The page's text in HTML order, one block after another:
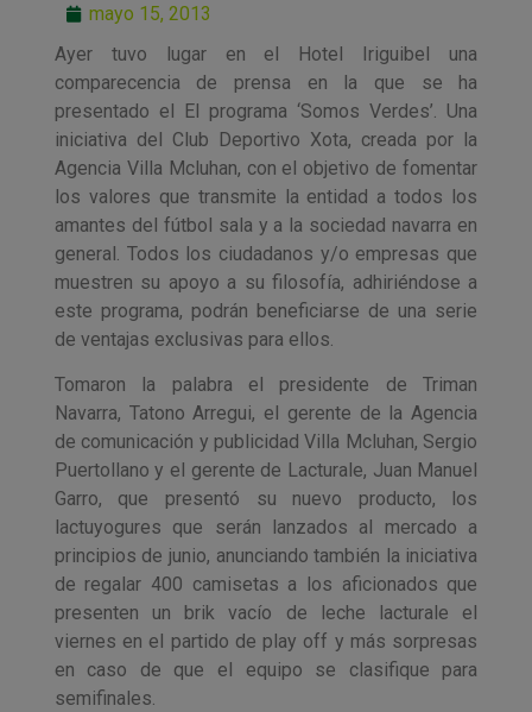
mayo 15, 2013
Ayer tuvo lugar en el Hotel Iriguibel una
comparecencia de prensa en la que se ha
presentado el El programa ‘Somos Verdes’. Una
iniciativa del Club Deportivo Xota, creada por la
Agencia Villa Mcluhan, con el objetivo de fomentar
los valores que transmite la entidad a todos los
amantes del fútbol sala y a la sociedad navarra en
general. Todos los ciudadanos y/o empresas que
muestren su apoyo a su filosofía, adhiriéndose a
este programa, podrán beneficiarse de una serie
de ventajas exclusivas para ellos.
Tomaron la palabra el presidente de Triman
Navarra, Tatono Arregui, el gerente de la Agencia
de comunicación y publicidad Villa Mcluhan, Sergio
Puertollano y el gerente de Lacturale, Juan Manuel
Garro, que presentó su nuevo producto, los
lactuyogures que serán lanzados al mercado a
principios de junio, anunciando también la iniciativa
de regalar 400 camisetas a los aficionados que
presenten un brik vacío de leche lacturale el
viernes en el partido de play off y más sorpresas
en caso de que el equipo se clasifique para
semifinales.